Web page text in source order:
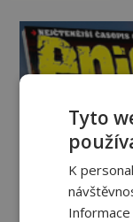
skutečnosti
Tyto
K
Informace